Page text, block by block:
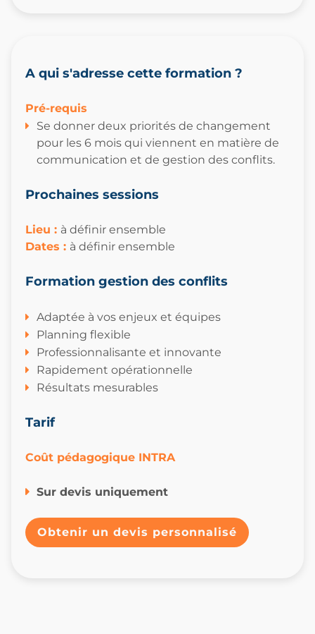
A qui s'adresse cette formation ?
Pré-requis
Se donner deux priorités de changement
pour les 6 mois qui viennent en matière de
communication et de gestion des conflits.
Prochaines sessions
Lieu : à définir ensemble
Dates : à définir ensemble
Formation gestion des conflits
Adaptée à vos enjeux et équipes
Planning flexible
Professionnalisante et innovante
Rapidement opérationnelle
Résultats mesurables
Tarif
Coût pédagogique INTRA
Sur devis uniquement
Obtenir un devis personnalisé